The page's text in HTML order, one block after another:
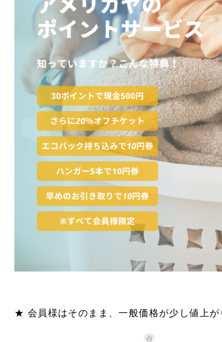
★ 会員様はそのまま、一般価格が少し値上